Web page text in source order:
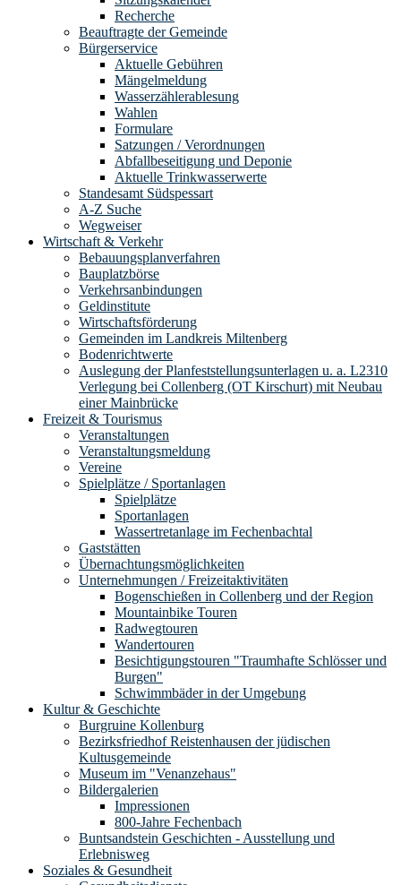
Recherche
Beauftragte der Gemeinde
Bürgerservice
Aktuelle Gebühren
Mängelmeldung
Wasserzählerablesung
Wahlen
Formulare
Satzungen / Verordnungen
Abfallbeseitigung und Deponie
Aktuelle Trinkwasserwerte
Standesamt Südspessart
A-Z Suche
Wegweiser
Wirtschaft & Verkehr
Bebauungsplanverfahren
Bauplatzbörse
Verkehrsanbindungen
Geldinstitute
Wirtschaftsförderung
Gemeinden im Landkreis Miltenberg
Bodenrichtwerte
Auslegung der Planfeststellungsunterlagen u. a. L2310
Verlegung bei Collenberg (OT Kirschurt) mit Neubau
einer Mainbrücke
Freizeit & Tourismus
Veranstaltungen
Veranstaltungsmeldung
Vereine
Spielplätze / Sportanlagen
Spielplätze
Sportanlagen
Wassertretanlage im Fechenbachtal
Gaststätten
Übernachtungsmöglichkeiten
Unternehmungen / Freizeitaktivitäten
Bogenschießen in Collenberg und der Region
Mountainbike Touren
Radwegtouren
Wandertouren
Besichtigungstouren "Traumhafte Schlösser und
Burgen"
Schwimmbäder in der Umgebung
Kultur & Geschichte
Burgruine Kollenburg
Bezirksfriedhof Reistenhausen der jüdischen
Kultusgemeinde
Museum im "Venanzehaus"
Bildergalerien
Impressionen
800-Jahre Fechenbach
Buntsandstein Geschichten - Ausstellung und
Erlebnisweg
Soziales & Gesundheit